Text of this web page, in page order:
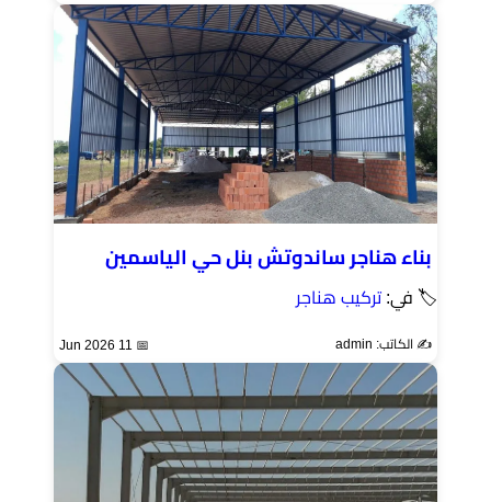
بناء هناجر ساندوتش بنل حي الياسمين
🏷 في:تركيب هناجر
✍️ الكاتب: admin 📅 11 Jun 2026